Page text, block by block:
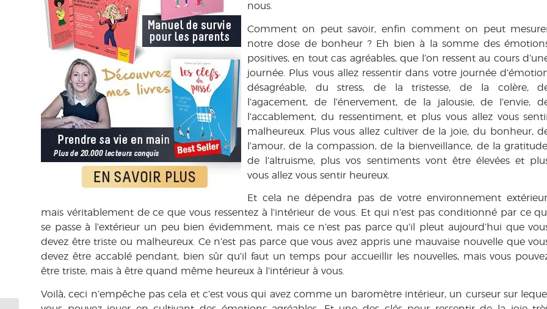
nous.
Comment on peut savoir, enfin comment on peut
notre dose de bonheur ? Eh bien à la somme des
positives, en tout cas agréables, que l’on ressent au cours
journée. Plus vous allez ressentir dans votre journée
désagréable, du stress, de la tristesse, de la colère,
l’agacement, de l’énervement, de la jalousie, de l’envie,
l’accablement, du ressentiment, et plus vous allez vous
malheureux. Plus vous allez cultiver de la joie, du bonheur,
l’amour, de la compassion, de la bienveillance, de la
de l’altruisme, plus vos sentiments vont être élevées et
vous allez vous sentir heureux.
Et cela ne dépendra pas de votre environnement
mais véritablement de ce que vous ressentez à l’intérieur de vous. Et qui n’est pas conditionné par ce
se passe à l’extérieur un peu bien évidemment, mais ce n’est pas parce qu’il pleut aujourd’hui que
devez être triste ou malheureux. Ce n’est pas parce que vous avez appris une mauvaise nouvelle que
devez être accablé pendant, bien sûr qu’il faut un temps pour accueillir les nouvelles, mais vous
être triste, mais à être quand même heureux à l’intérieur à vous.
Voilà, ceci n’empêche pas cela et c’est vous qui avez comme un baromètre intérieur, un curseur sur lequel